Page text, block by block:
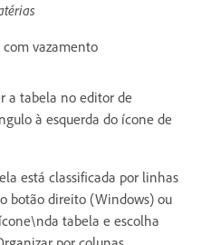
com vazamento
a tabela no editor de
à esquerda do ícone de
está classificada por linhas
botão direito (Windows) ou
tabela e escolha